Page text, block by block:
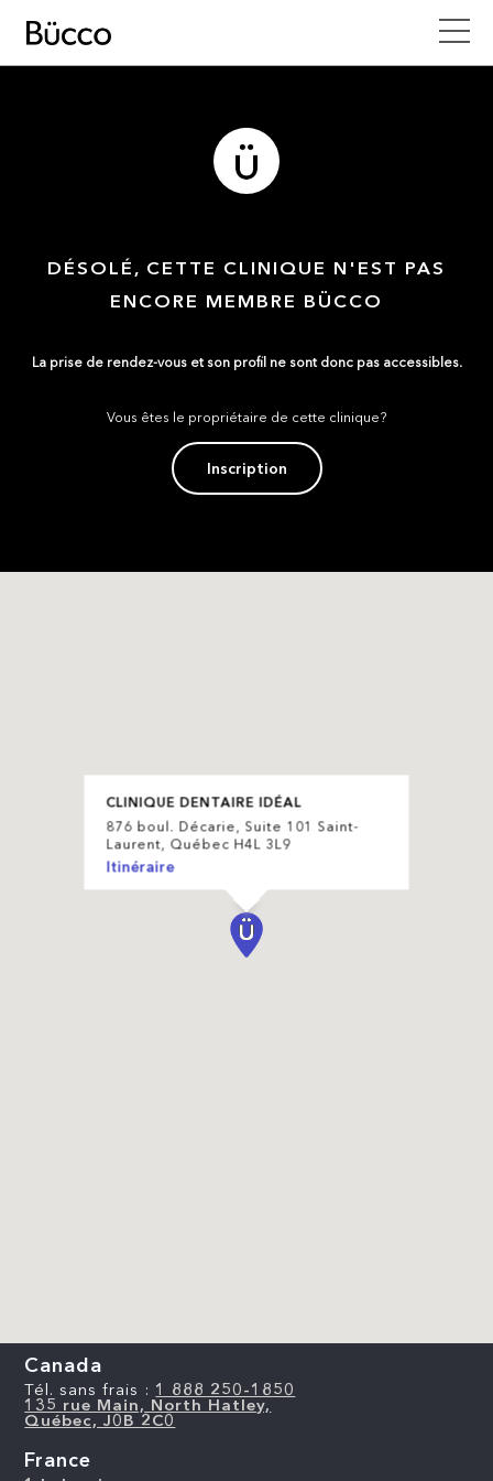
DÉSOLÉ, CETTE CLINIQUE N'EST PAS
ENCORE MEMBRE BÜCCO
La prise de rendez-vous et son profil ne sont donc pas accessibles.
Vous êtes le propriétaire de cette clinique?
Inscription
CLINIQUE DENTAIRE IDÉAL
876 boul. Décarie, Suite 101 Saint-
Laurent, Québec H4L 3L9
Itinéraire
Canada
Tél. sans frais : 1 888 250-1850
135 rue Main, North Hatley,
Québec, J0B 2C0
France